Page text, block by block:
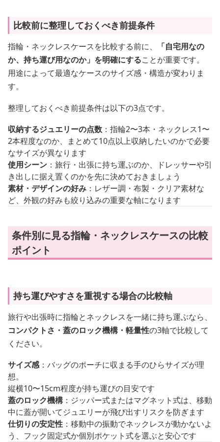
比較前に整理しておくべき前提条件
指輪・ネックレスケースを比較する前に、
「自宅用なの
か、持ち運び用なのか」を明確にすることが重要です。
用途によって最適なケースのサイズ感・構造が変わりま
す。
整理しておくべき前提条件は以下の3点です。
収納するジュエリーの点数 ：指輪2〜3本・ネックレス1〜
2本程度なのか、まとめて10点以上収納したいのかで必要
なサイズが異なります
使用シーン ：旅行・出張に持ち運ぶのか、ドレッサーや引
き出しに据え置くのかを先に決めておきましょう
素材・デザインの好み ：レザー調・布製・クリア素材な
ど、外観の好みも絞り込みの重要な軸になります
条件別に見る指輪・ネックレスケースの比較
ポイント
持ち運びやすさを重視する場合の比較軸
旅行や出張時に指輪とネックレスを一緒に持ち運ぶなら、
コンパクトさ・蓋のロック機構・軽量性の3軸で比較して
ください。
サイズ感：バッグのポーチに収まる手のひらサイズが理
想。
縦横10〜15cm程度が持ち運びの目安です
蓋のロック機構 ：ジッパー式またはマグネット式は、移動
中に蓋が開いてジュエリーが飛び出すリスクを防ぎます
仕切りの安定性 ：移動中の振動でネックレスが動かないよ
う、フック固定式か個別ポケット式を選ぶと安心です